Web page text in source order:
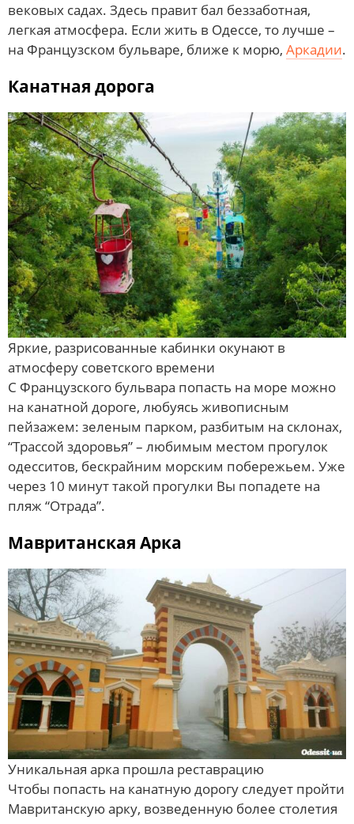
вековых садах. Здесь правит бал беззаботная,
легкая атмосфера. Если жить в Одессе, то лучше –
на Французском бульваре, ближе к морю, Аркадии.
Канатная дорога
Яркие, разрисованные кабинки окунают в
атмосферу советского времени
С Французского бульвара попасть на море можно
на канатной дороге, любуясь живописным
пейзажем: зеленым парком, разбитым на склонах,
“Трассой здоровья” – любимым местом прогулок
одесситов, бескрайним морским побережьем. Уже
через 10 минут такой прогулки Вы попадете на
пляж “Отрада”.
Мавританская Арка
Уникальная арка прошла реставрацию
Чтобы попасть на канатную дорогу следует пройти
Мавританскую арку, возведенную более столетия